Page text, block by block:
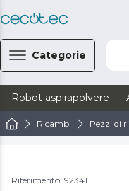
Categorie
Robot aspirapolvere
Ricambi Pezzi di
Riferimento: 92341